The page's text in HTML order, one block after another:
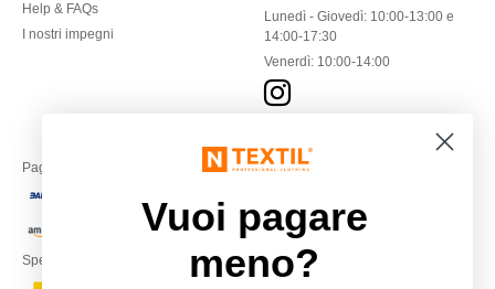
Help & FAQs
I nostri impegni
Lunedì - Giovedì: 10:00-13:00 e
14:00-17:30
Venerdì: 10:00-14:00
Paga con
Spediamo con
Vuoi pagare
meno?